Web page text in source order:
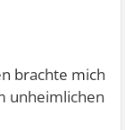
brachte mich
unheimlichen